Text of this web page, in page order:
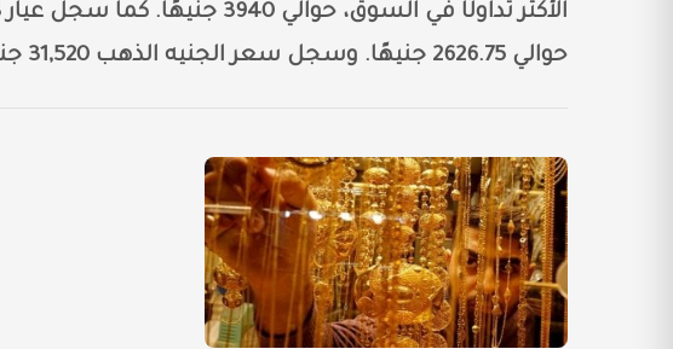
حوالي 2626.75 جنيهًا. وسجل سعر الجنيه الذهب 31,520 جنيهًا، دون احتساب المصنعية أو الضرائب.